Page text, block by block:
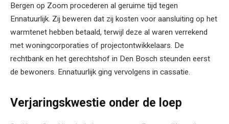
Bergen op Zoom procederen al geruime tijd tegen
Ennatuurlijk. Zij beweren dat zij kosten voor aansluiting op het
warmtenet hebben betaald, terwijl deze al waren verrekend
met woningcorporaties of projectontwikkelaars. De
rechtbank en het gerechtshof in Den Bosch steunden eerst
de bewoners. Ennatuurlijk ging vervolgens in cassatie.
Verjaringskwestie onder de loep